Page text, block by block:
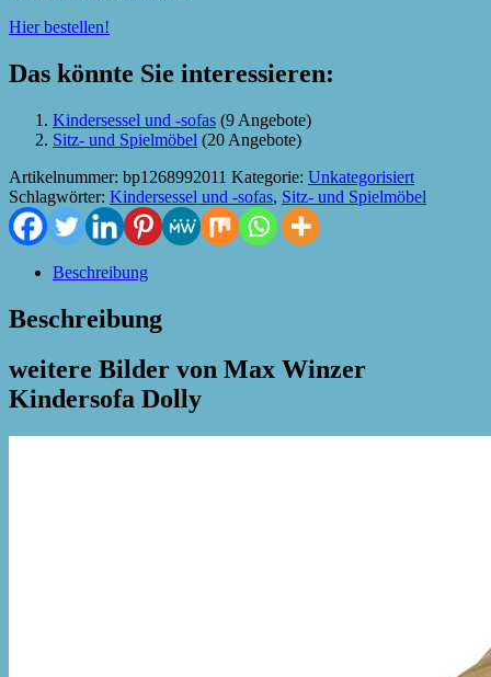
Hier bestellen!
Das könnte Sie interessieren:
Kindersessel und -sofas (9 Angebote)
Sitz- und Spielmöbel (20 Angebote)
Artikelnummer: bp1268992011 Kategorie: Unkategorisiert
Schlagwörter: Kindersessel und -sofas, Sitz- und Spielmöbel
Beschreibung
Beschreibung
weitere Bilder von Max Winzer
Kindersofa Dolly